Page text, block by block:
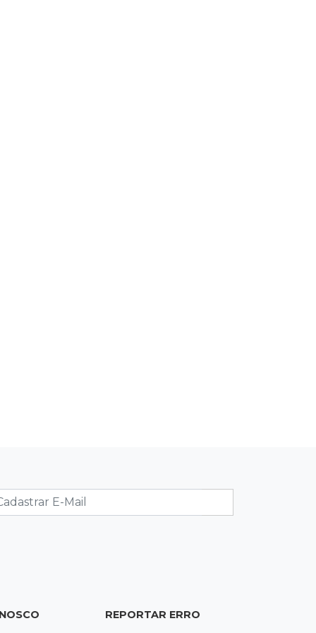
Suspeitos de ocupar avião
REPORTAR ERRO